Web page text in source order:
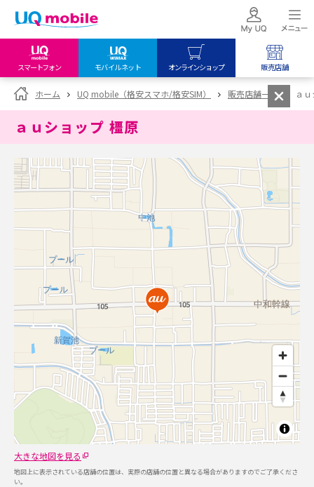
スマートフォン モバイルネット オンラインショップ 販売店舗
my UQ WiMAX
UQ WiMAX ご契約の方
My UQ mobile
UQ mobile
データチャージサイト
UQ mobile
オンラインショップ
UQ WiMAX
UQ mobile
販売店舗
UQ WiMAX
ホーム UQ mobile（格安スマホ/格安SIM） 販売店舗一覧 ａ
ａｕショップ 橿原
大きな地図を見る
地図上に表示されている店舗の位置は、実際の店舗の位置と異なる場合がありますのでご了承くださ
い。